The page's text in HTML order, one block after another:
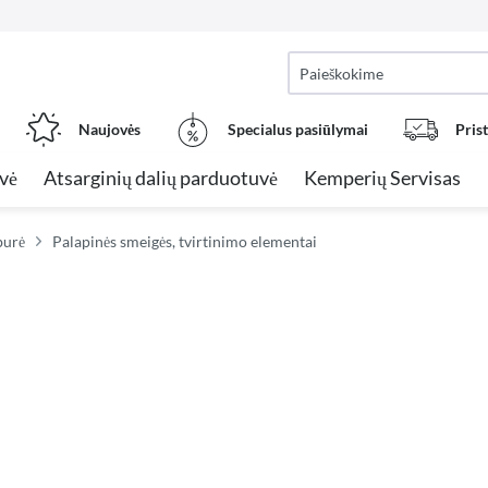
Naujovės Specialus pasiūlymai
Atsarginių dalių parduotuvė Kemperių Servisas
Palapinės smeigės, tvirtinimo elementai